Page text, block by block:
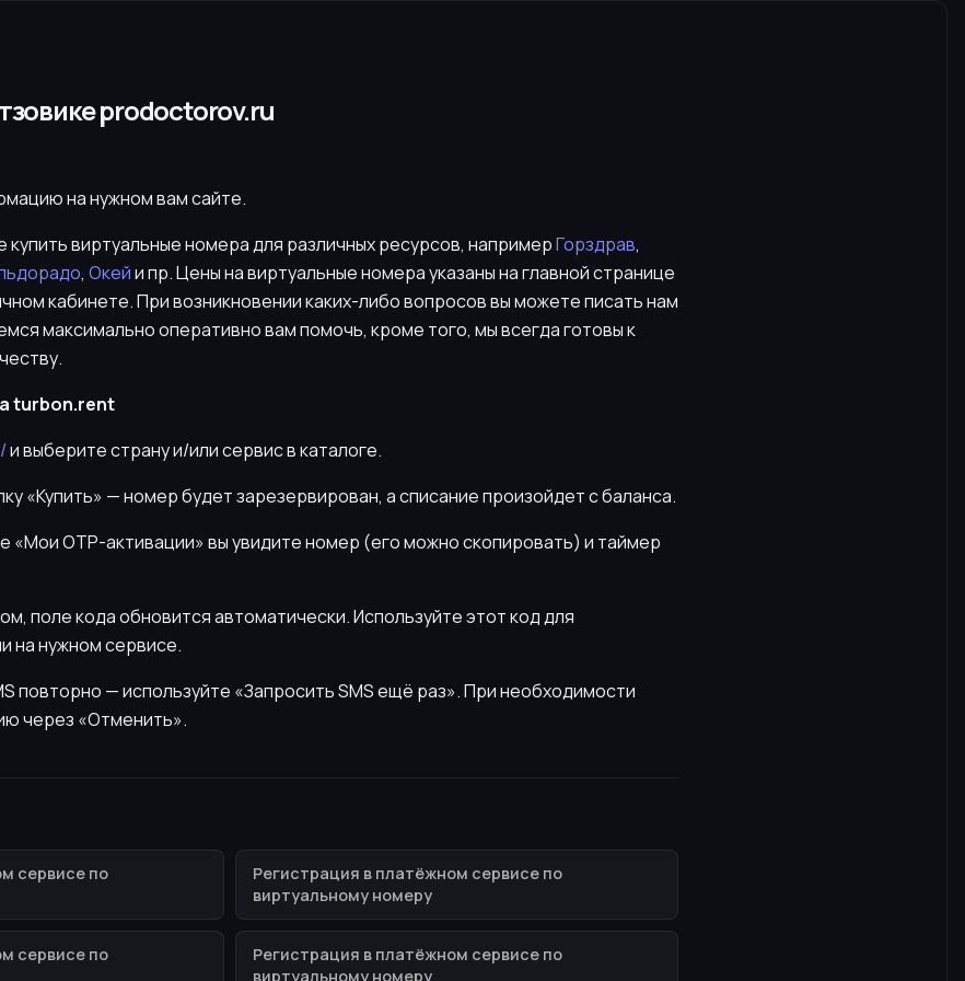
prodoctorov.ru
на нужном вам сайте.
виртуальные номера для различных ресурсов, напримерГорздрав,
, Окейи пр. Цены на виртуальные номера указаны на главной странице
кабинете. При возникновении каких-либо вопросов вы можете писать нам
максимально оперативно вам помочь, кроме того, мы всегда готовы к
turbon.rent
и выберите страну и/или сервис в каталоге.
«Купить» — номер будет зарезервирован, а списание произойдет с баланса.
«Мои OTP-активации» вы увидите номер (его можно скопировать) и таймер
поле кода обновится автоматически. Используйте этот код для
на нужном сервисе.
повторно — используйте «Запросить SMS ещё раз». При необходимости
через «Отменить».
сервисе по
Регистрация в платёжном сервисе по
виртуальному номеру
сервисе по
Регистрация в платёжном сервисе по
виртуальному номеру